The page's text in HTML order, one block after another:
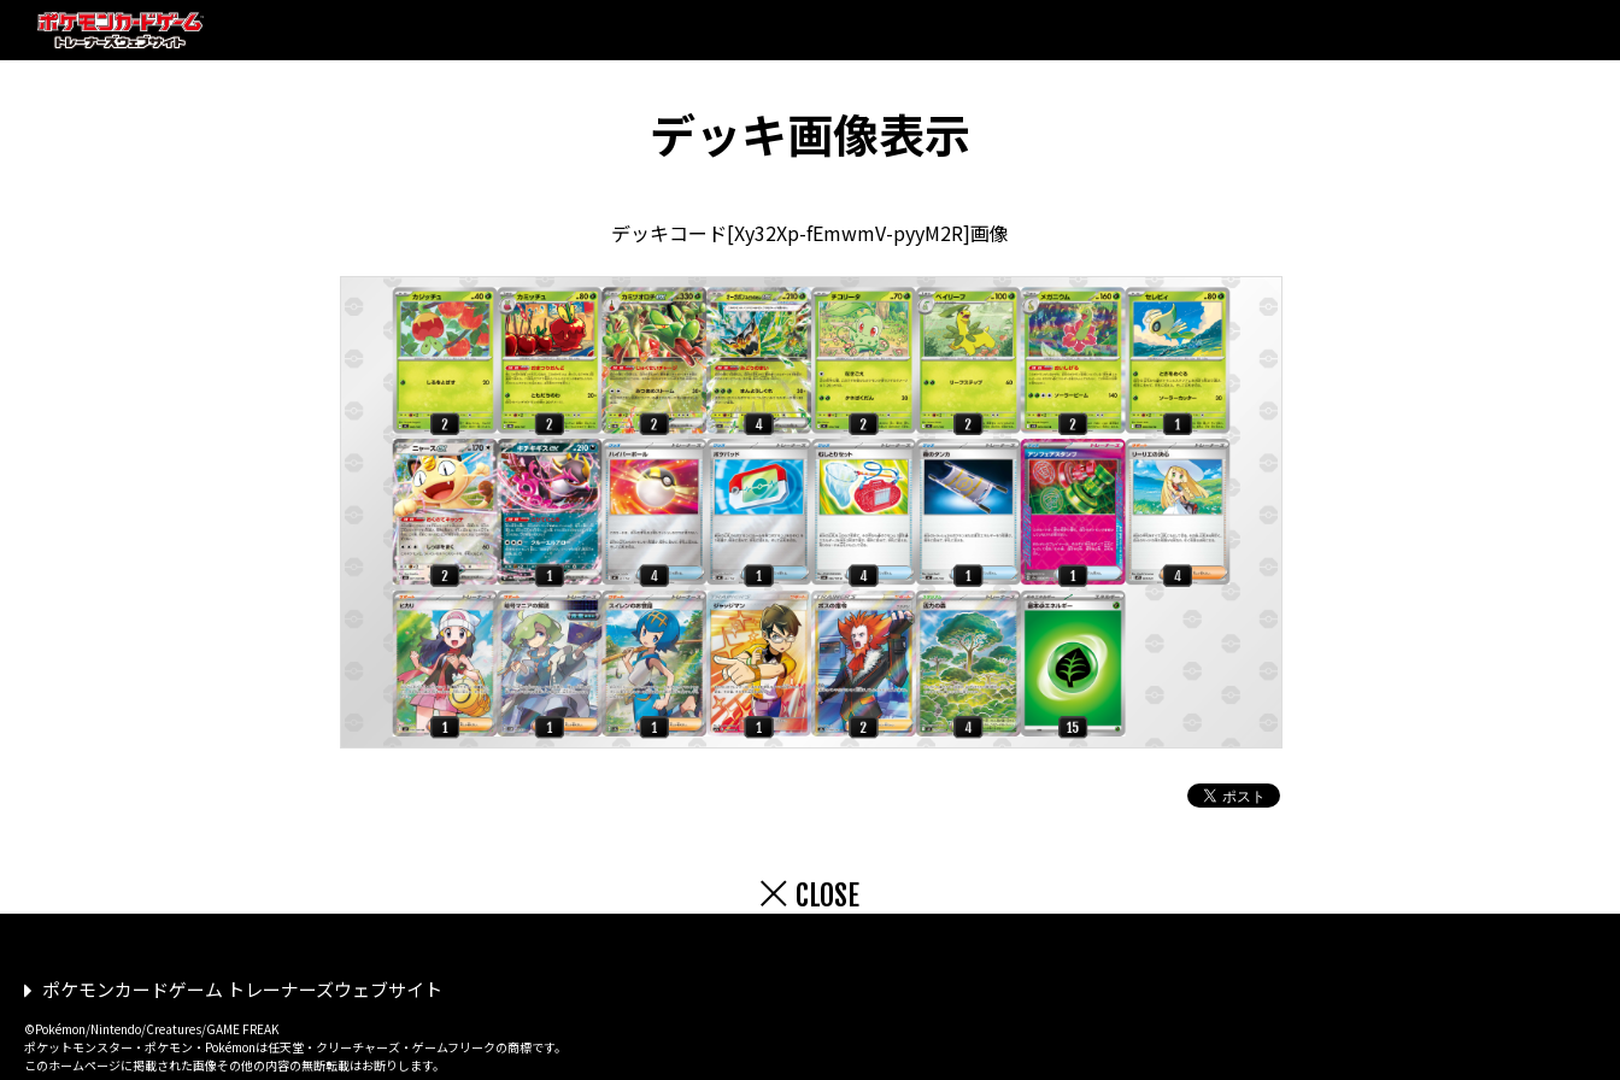
デッキ画像表示
デッキコード[Xy32Xp-fEmwmV-pyyM2R]画像
CLOSE
ポケモンカードゲーム トレーナーズウェブサイト
©Pokémon/Nintendo/Creatures/GAME FREAK
ポケットモンスター・ポケモン・Pokémonは任天堂・クリーチャーズ・ゲームフリークの商標です。
このホームページに掲載された画像その他の内容の無断転載はお断りします。